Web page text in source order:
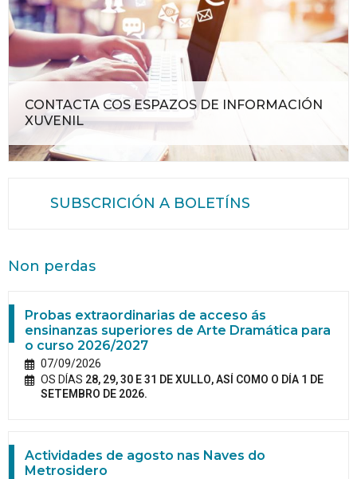
CONTACTA COS ESPAZOS DE INFORMACIÓN
XUVENIL
SUBSCRICIÓN A BOLETÍNS
Non perdas
Probas extraordinarias de acceso ás
ensinanzas superiores de Arte Dramática para
o curso 2026/2027
07/09/2026
OS DÍAS 28, 29, 30 E 31 DE XULLO, ASÍ COMO O DÍA 1 DE
SETEMBRO DE 2026.
Actividades de agosto nas Naves do
Metrosidero